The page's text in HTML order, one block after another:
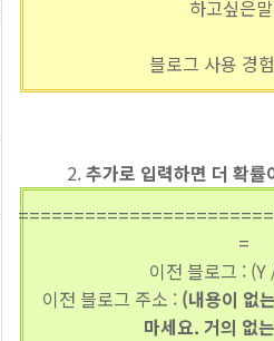
하고싶은
블로그 사용 경
추가로 입력하면 더 확
=
이전 블로그 : (Y
이전 블로그 주소 : (내용이 없
마세요. 거의 없